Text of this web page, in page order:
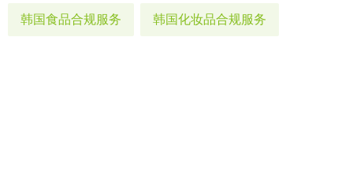
韩国食品合规服务 韩国化妆品合规服务